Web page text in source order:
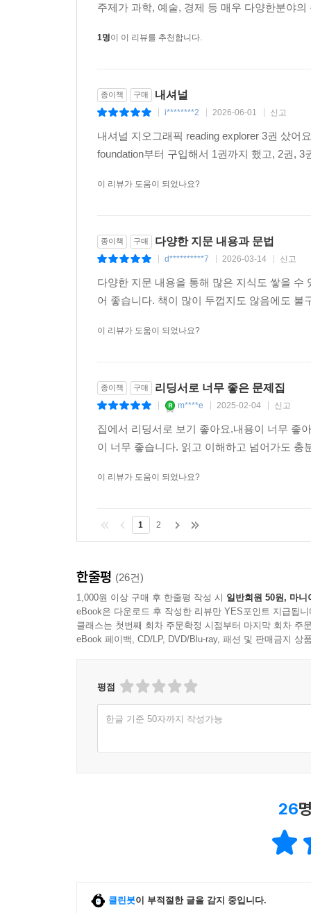
주제가 과학, 예술, 경제 등 매우 다양한분야
1명이 이 리뷰를 추천합니다.
종이책 구매 내셔널
i********2 2026-06-01 신고
내셔널 지오그래픽 reading explorer 3권 샀어
foundation부터 구입해서 1권까지 했고, 2권,
이 리뷰가 도움이 되었나요?
종이책 구매 다양한 지문 내용과 문법
d**********7 2026-03-14 신고
다양한 지문 내용을 통해 많은 지식도 쌓을
어 좋습니다. 책이 많이 두껍지도 않음에도
이 리뷰가 도움이 되었나요?
종이책 구매 리딩서로 너무 좋은 문제집
m****e 2025-02-04 신고
집에서 리딩서로 보기 좋아요.내용이 너무 좋
이 너무 좋습니다. 읽고 이해하고 넘어가도
이 리뷰가 도움이 되었나요?
1 2
한줄평 (26건)
1,000원 이상 구매 후 한줄평 작성 시 일반회원 50원, 마니
eBook은 다운로드 후 작성한 리뷰만 YES포인트 지급됩니
클래스는 첫번째 회차 주문확정 시점부터 마지막 회차 주
eBook 페이백, CD/LP, DVD/Blu-ray, 패션 및 판매금지 상
평점
한글 기준 50자까지 작성가능
26
클린봇이 부적절한 글을 감지 중입니다.